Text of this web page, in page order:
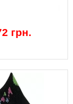
грн.